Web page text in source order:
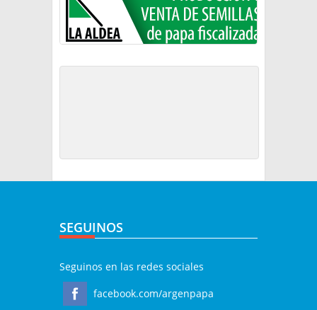
SEGUINOS
Seguinos en las redes sociales
facebook.com/argenpapa